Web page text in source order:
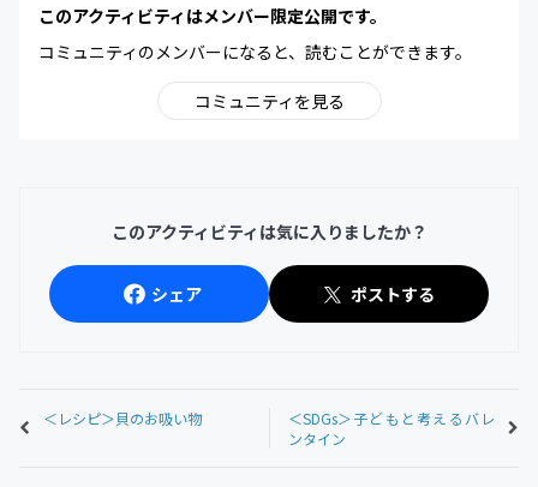
このアクティビティはメンバー限定公開です。
コミュニティのメンバーになると、読むことができます。
コミュニティを見る
このアクティビティは気に入りましたか？
シェア ポストする
＜レシピ＞貝のお吸い物
＜SDGs＞子どもと考えるバレ
ンタイン